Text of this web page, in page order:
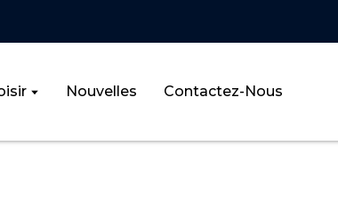
Nouvelles Contactez-Nous